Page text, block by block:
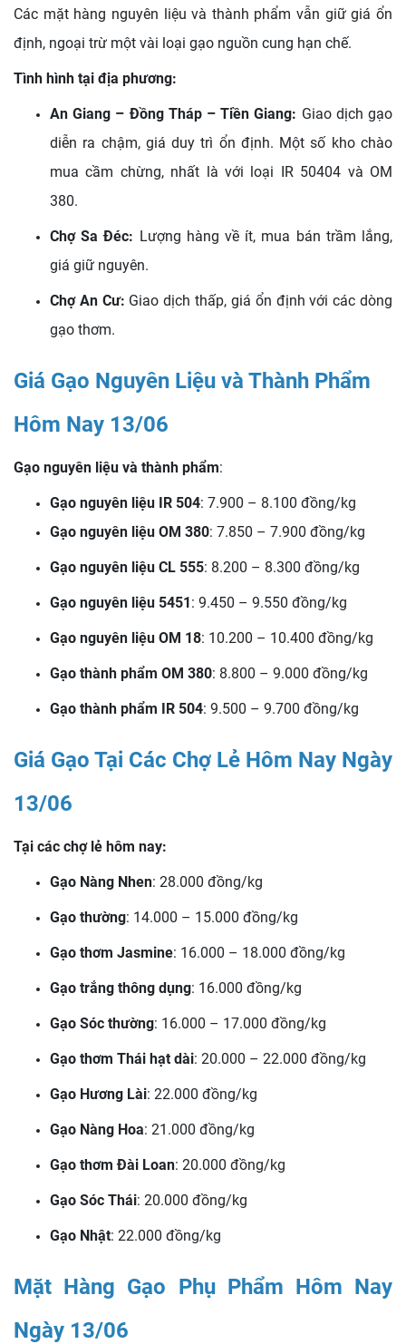
Các mặt hàng nguyên liệu và thành phẩm vẫn giữ giá ổn
định, ngoại trừ một vài loại gạo nguồn cung hạn chế.
Tình hình tại địa phương:
An Giang – Đồng Tháp – Tiền Giang: Giao dịch gạo
diễn ra chậm, giá duy trì ổn định. Một số kho chào
mua cầm chừng, nhất là với loại IR 50404 và OM
380.
Chợ Sa Đéc: Lượng hàng về ít, mua bán trầm lắng,
giá giữ nguyên.
Chợ An Cư: Giao dịch thấp, giá ổn định với các dòng
gạo thơm.
Giá Gạo Nguyên Liệu và Thành Phẩm
Hôm Nay 13/06
Gạo nguyên liệu và thành phẩm:
Gạo nguyên liệu IR 504: 7.900 – 8.100 đồng/kg
Gạo nguyên liệu OM 380: 7.850 – 7.900 đồng/kg
Gạo nguyên liệu CL 555: 8.200 – 8.300 đồng/kg
Gạo nguyên liệu 5451: 9.450 – 9.550 đồng/kg
Gạo nguyên liệu OM 18: 10.200 – 10.400 đồng/kg
Gạo thành phẩm OM 380: 8.800 – 9.000 đồng/kg
Gạo thành phẩm IR 504: 9.500 – 9.700 đồng/kg
Giá Gạo Tại Các Chợ Lẻ Hôm Nay Ngày
13/06
Tại các chợ lẻ hôm nay:
Gạo Nàng Nhen: 28.000 đồng/kg
Gạo thường: 14.000 – 15.000 đồng/kg
Gạo thơm Jasmine: 16.000 – 18.000 đồng/kg
Gạo trắng thông dụng: 16.000 đồng/kg
Gạo Sóc thường: 16.000 – 17.000 đồng/kg
Gạo thơm Thái hạt dài: 20.000 – 22.000 đồng/kg
Gạo Hương Lài: 22.000 đồng/kg
Gạo Nàng Hoa: 21.000 đồng/kg
Gạo thơm Đài Loan: 20.000 đồng/kg
Gạo Sóc Thái: 20.000 đồng/kg
Gạo Nhật: 22.000 đồng/kg
Mặt Hàng Gạo Phụ Phẩm Hôm Nay
Ngày 13/06